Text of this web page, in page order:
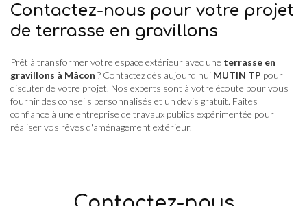
Contactez-nous pour votre projet
de terrasse en gravillons
Prêt à transformer votre espace extérieur avec une terrasse en
gravillons à Mâcon ? Contactez dès aujourd'hui MUTIN TP pour
discuter de votre projet. Nos experts sont à votre écoute pour vous
fournir des conseils personnalisés et un devis gratuit. Faites
confiance à une entreprise de travaux publics expérimentée pour
réaliser vos rêves d'aménagement extérieur.